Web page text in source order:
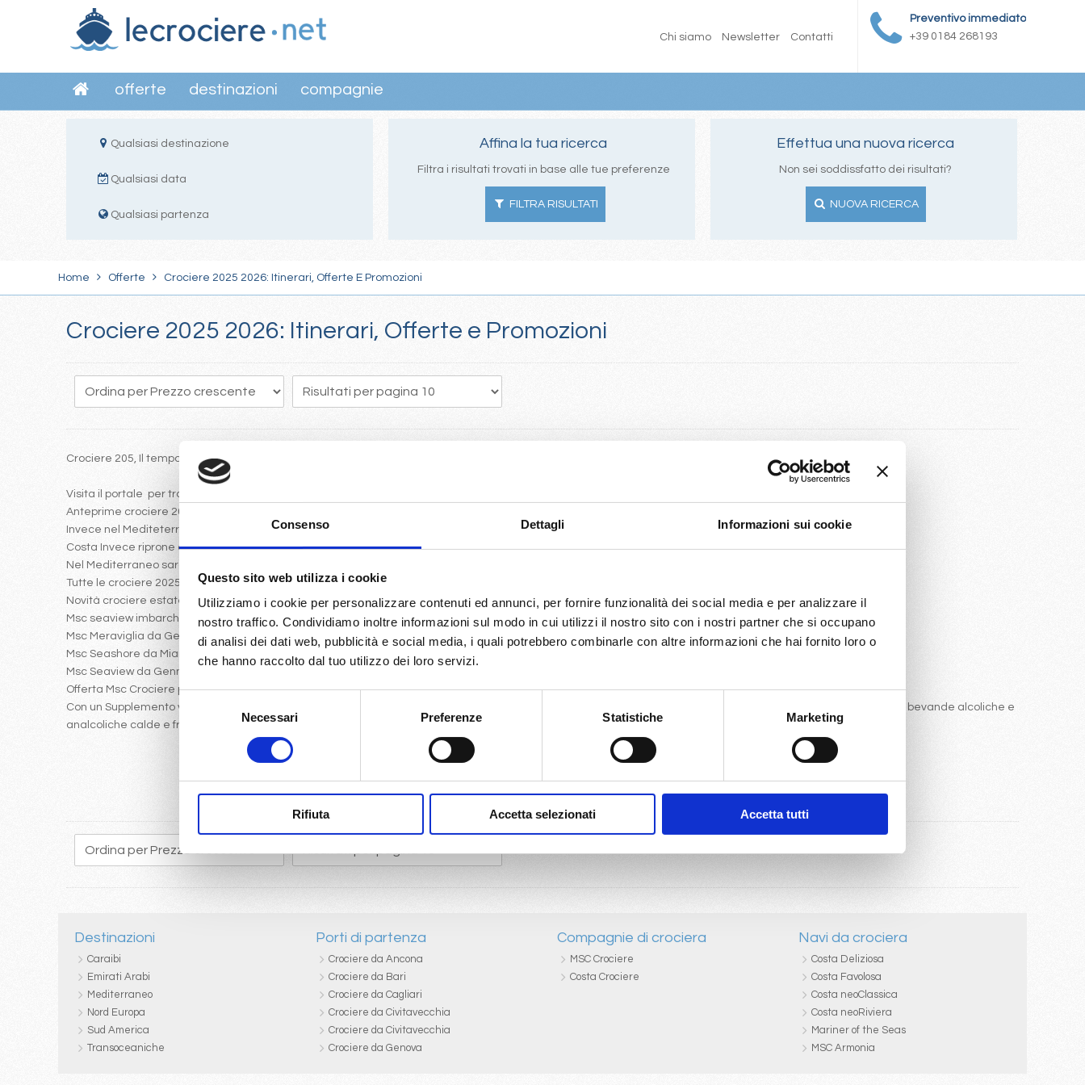
Consenso Dettagli Informazioni sui cookie
Questo sito web utilizza i cookie
Utilizziamo i cookie per personalizzare contenuti ed annunci, per fornire funzionalità dei social media e per analizzare il
nostro traffico. Condividiamo inoltre informazioni sul modo in cui utilizzi il nostro sito con i nostri partner che si occupano
di analisi dei dati web, pubblicità e social media, i quali potrebbero combinarle con altre informazioni che hai fornito loro o
che hanno raccolto dal tuo utilizzo dei loro servizi.
Selezione
Necessari Preferenze Statistiche Marketing
Rifiuta Accetta selezionati Accetta tutti
Preventivo immediato
+39 0184 268193
Chi siamo Newsletter Contatti
offerte destinazioni compagnie
Qualsiasi destinazione
Qualsiasi data
Qualsiasi partenza
Affina la tua ricerca
Filtra i risultati trovati in base alle tue preferenze
FILTRA RISULTATI
Effettua una nuova ricerca
Non sei soddissfatto dei risultati?
NUOVA RICERCA
Home Offerte Crociere 2025 2026: Itinerari, Offerte E Promozioni
Crociere 2025 2026: Itinerari, Offerte e Promozioni
Crociere 205, Il tempo vola e programmare in anticipo una crociera porta vantaggi economici con la scelta della migliore disponibilità
Visita il portale per trovare le crociere 2025 con Costa e Mc crociere
Anteprime crociere 2025: Msc Euribia a Dubai
Invece nel Mediteterraneo da gennaio 2025 partira Msc World europe...
Costa Invece riprone come crociera nel 2025 iniziale, il giro del mondo con Costa Deliziosa.
Nel Mediterraneo saranno presenti le ammiraglie Msc Seaside, Grandiosa, Seaview...per un 2025 ricco di novità.
Tutte le crociere 2025 possiamo sembre sfruttare la possibiltia di bloccare la prenotazione con 50€ a persona...
Novità crociere estate 2025
Msc seaview imbarcherà da Genova Napoli Messina verso Spagna Francia Malta
Msc Meraviglia da Genova Civitavecchia navigherà verso Costa Azzurra, Spagna...
Msc Seashore da Miami verso i Caraibi con volo da Milano e Roma
Msc Seaview da Gennaio a Marzo navigherà verso le Antille con Volo da Milano incluse
Offerta Msc Crociere per i mesi da Gennaio a marzo:
Con un Supplemento veramente ridotto rispetto al listino originario potrete usufruire del pacchetto bevande Easy 24/24, che comprende una ottima selezione di bevande alcoliche e
analcoliche calde e fredde
Destinazioni
Caraibi
Emirati Arabi
Mediterraneo
Nord Europa
Sud America
Transoceaniche
Porti di partenza
Crociere da Ancona
Crociere da Bari
Crociere da Cagliari
Crociere da Civitavecchia
Crociere da Civitavecchia
Crociere da Genova
Compagnie di crociera
MSC Crociere
Costa Crociere
Navi da crociera
Costa Deliziosa
Costa Favolosa
Costa neoClassica
Costa neoRiviera
Mariner of the Seas
MSC Armonia